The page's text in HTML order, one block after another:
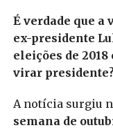
É verdade que a
ex-presidente
eleições de
virar
A notícia surgiu
semana de